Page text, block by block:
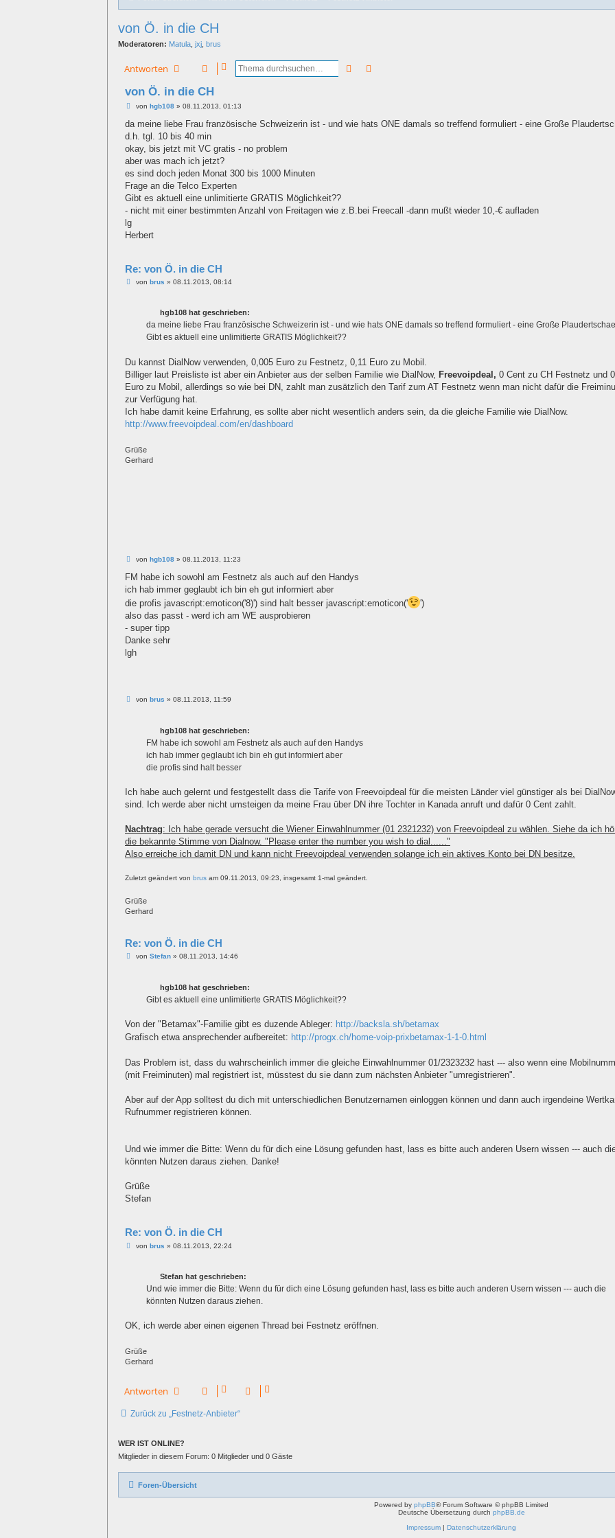
von Ö. in die CH
Moderatoren: Matula jxj brus
Antworten Suche
von Ö. in die CH
B
i
r
a
von hgb108» 08.11.2013, 01:13
da meine liebe Frau französische Schweizerin ist - und wie hats ONE damals so treffend formuliert - eine Große
d.h. tgl. 10 bis 40 min
okay, bis jetzt mit VC gratis - no problem
aber was mach ich jetzt?
es sind doch jeden Monat 300 bis 1000 Minuten
Frage an die Telco Experten
Gibt es aktuell eine unlimitierte GRATIS Möglichkeit??
- nicht mit einer bestimmten Anzahl von Freitagen wie z.B.bei Freecall -dann mußt wieder 10,-€ aufladen
lg
Herbert
Re: von Ö. in die CH
Bvon brus » 08.11.2013, 08:14
hgb108 hat geschrieben:
da meine liebe Frau französische Schweizerin ist - und wie hats ONE damals so treffend formuliert - eine Große Plaudertschae
Gibt es aktuell eine unlimitierte GRATIS Möglichkeit??
Du kannst DialNow verwenden, 0,005 Euro zu Festnetz, 0,11 Euro zu Mobil.
Billiger laut Preisliste ist aber ein Anbieter aus der selben Familie wie DialNow, Freevoipdeal, 0 Cent zu CH Festnetz und
Euro zu Mobil, allerdings so wie bei DN, zahlt man zusätzlich den Tarif zum AT Festnetz wenn man nicht dafür die
zur Verfügung hat.
Ich habe damit keine Erfahrung, es sollte aber nicht wesentlich anders sein, da die gleiche Familie wie DialNow.
http://www.freevoipdeal.com/en/dashboard
Grüße
Gerhard
B
i
r
g
von hgb108» 08.11.2013, 11:23
FM habe ich sowohl am Festnetz als auch auf den Handys
ich hab immer geglaubt ich bin eh gut informiert aber
die profis javascript:emoticon('8)') sind halt besser javascript:emoticon('
')
also das passt - werd ich am WE ausprobieren
- super tipp
Danke sehr
lgh
Bvon brus » 08.11.2013, 11:59
hgb108 hat geschrieben:
FM habe ich sowohl am Festnetz als auch auf den Handys
ich hab immer geglaubt ich bin eh gut informiert aber
die profis sind halt besser
Ich habe auch gelernt und festgestellt dass die Tarife von Freevoipdeal für die meisten Länder viel günstiger als bei
sind. Ich werde aber nicht umsteigen da meine Frau über DN ihre Tochter in Kanada anruft und dafür 0 Cent zahlt.
Nachtrag: Ich habe gerade versucht die Wiener Einwahlnummer (01 2321232) von Freevoipdeal zu wählen. Siehe da ich
die bekannte Stimme von Dialnow. "Please enter the number you wish to dial......"
Also erreiche ich damit DN und kann nicht Freevoipdeal verwenden solange ich ein aktives Konto bei DN besitze.
Zuletzt geändert von brus am 09.11.2013, 09:23, insgesamt 1-mal geändert.
Grüße
Gerhard
Re: von Ö. in die CH
Bvon Stefan» 08.11.2013, 14:46
hgb108 hat geschrieben:
Gibt es aktuell eine unlimitierte GRATIS Möglichkeit??
Von der "Betamax"-Familie gibt es duzende Ableger: http://backsla.sh/betamax
Grafisch etwa ansprechender aufbereitet: http://progx.ch/home-voip-prixbetamax-1-1-0.html
Das Problem ist, dass du wahrscheinlich immer die gleiche Einwahlnummer 01/2323232 hast --- also wenn eine
(mit Freiminuten) mal registriert ist, müsstest du sie dann zum nächsten Anbieter "umregistrieren".
Aber auf der App solltest du dich mit unterschiedlichen Benutzernamen einloggen können und dann auch irgendeine
Rufnummer registrieren können.
Und wie immer die Bitte: Wenn du für dich eine Lösung gefunden hast, lass es bitte auch anderen Usern wissen --- auch
könnten Nutzen daraus ziehen. Danke!
Grüße
Stefan
Re: von Ö. in die CH
Bvon brus » 08.11.2013, 22:24
Stefan hat geschrieben:
Und wie immer die Bitte: Wenn du für dich eine Lösung gefunden hast, lass es bitte auch anderen Usern wissen --- auch die
könnten Nutzen daraus ziehen.
OK, ich werde aber einen eigenen Thread bei Festnetz eröffnen.
Grüße
Gerhard
Antworten
Zurück zu „Festnetz-Anbieter“
WER IST ONLINE?
Mitglieder in diesem Forum: 0 Mitglieder und 0 Gäste
Foren-Übersicht
Powered by phpBB® Forum Software © phpBB Limited
Deutsche Übersetzung durch phpBB.de
Impressum
Datenschutzerklärung